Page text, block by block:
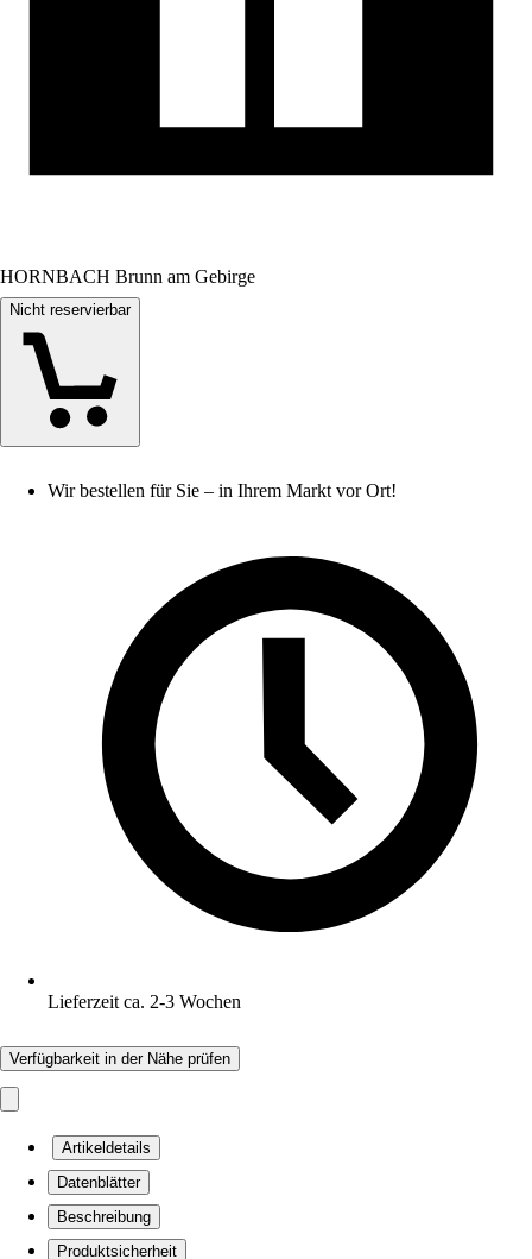
HORNBACH Brunn am Gebirge
Nicht reservierbar
Wir bestellen für Sie – in Ihrem Markt vor Ort!
Lieferzeit ca. 2-3 Wochen
Verfügbarkeit in der Nähe prüfen
Artikeldetails
Datenblätter
Beschreibung
Produktsicherheit